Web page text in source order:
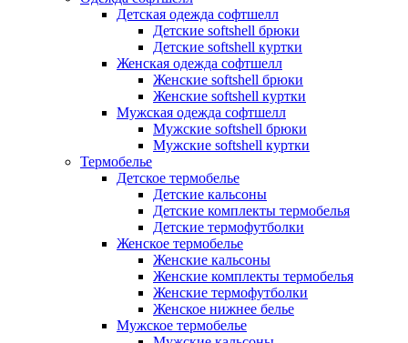
Детская одежда софтшелл
Детские softshell брюки
Детские softshell куртки
Женская одежда софтшелл
Женские softshell брюки
Женские softshell куртки
Мужская одежда софтшелл
Мужские softshell брюки
Мужские softshell куртки
Термобелье
Детское термобелье
Детские кальсоны
Детские комплекты термобелья
Детские термофутболки
Женское термобелье
Женские кальсоны
Женские комплекты термобелья
Женские термофутболки
Женское нижнее белье
Мужское термобелье